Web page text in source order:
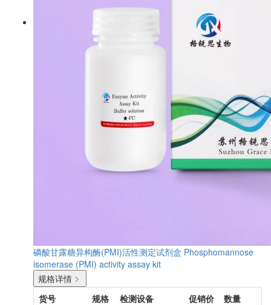
磷酸甘露糖异构酶(PMI)活性测定试剂盒 Phosphomannose
isomerase (PMI) activity assay kit
规格详情
货号
规格 检测设备 促销价
数量